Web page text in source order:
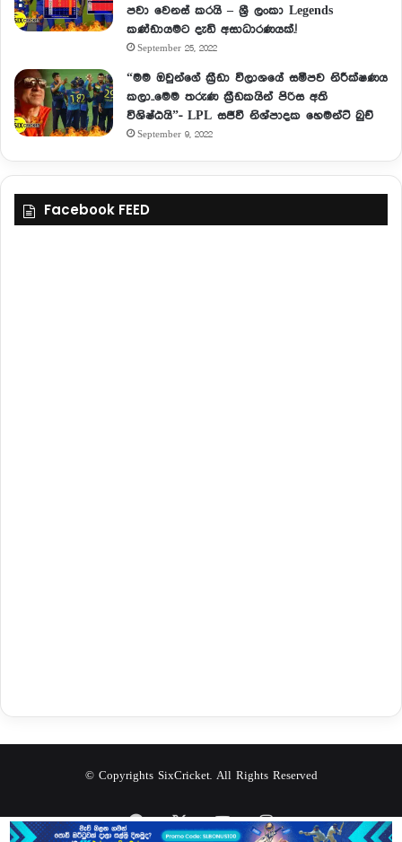
පවා වෙනස් කරයි – ශ්‍රී ලංකා Legends
කණ්ඩායමට දැඩි අසාධාරණයක්.!
September 25, 2022
“මම ඔවුන්ගේ ක්‍රීඩා විලාශයේ සමීපව නිරීක්ෂණය
කලා..මෙම තරුණ ක්‍රීඩකයින් පිරිස අති
විශිෂ්ඨයි”- LPL සජීවී නිශ්පාදක හෙමන්ට් බුච්
September 9, 2022
Facebook FEED
© Copyrights SixCricket. All Rights Reserved
Facebook
X YouTubeInstagram